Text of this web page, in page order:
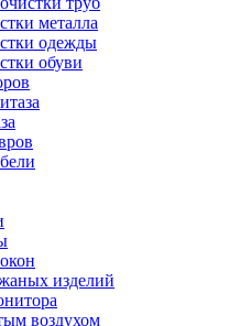
металла
одежды
обуви
изделий
воздухом